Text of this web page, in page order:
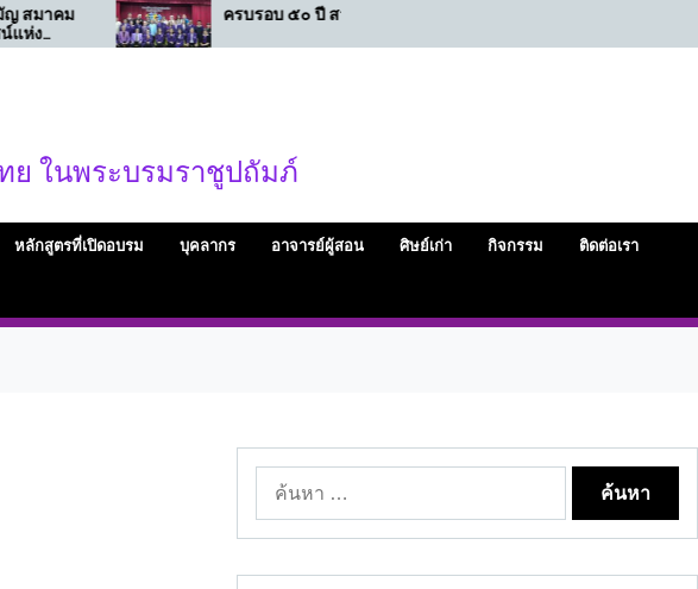
คม
ครบรอบ ๕๐ ปี สวทท.
พระบาทสมเด็จพระเจ้
ย ในพระบรมราชูปถัมภ์
หลักสูตรที่เปิดอบรม บุคลากร อาจารย์ผู้สอน ศิษย์เก่า กิจกรรม ติดต่อเรา
ค้นหา
สำหรับ: